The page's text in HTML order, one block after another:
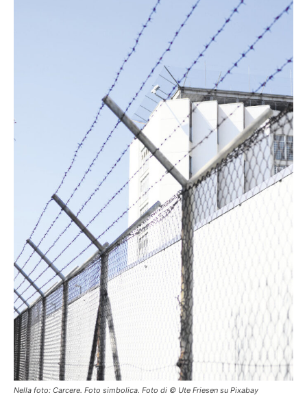
Nella foto: Carcere. Foto simbolica. Foto di © Ute Friesen su Pixabay